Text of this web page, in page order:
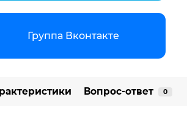
Группа Вконтакте
Вопрос-ответ 0